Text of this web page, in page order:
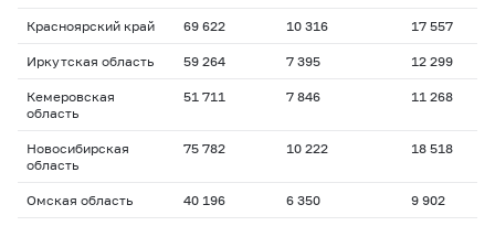
Красноярский край 69 622 10 316 17 557
Иркутская область 59 264 7 395 12 299
Кемеровская
область
51 711 7 846 11 268
Новосибирская
область
75 782 10 222 18 518
Омская область 40 196 6 350 9 902